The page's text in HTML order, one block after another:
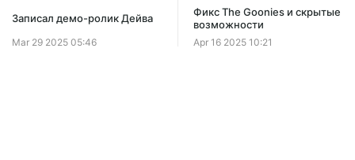
Записал демо-ролик Дейва
Mar 29 2025 05:46
Фикс The Goonies и скрытые
возможности
Apr 16 2025 10:21